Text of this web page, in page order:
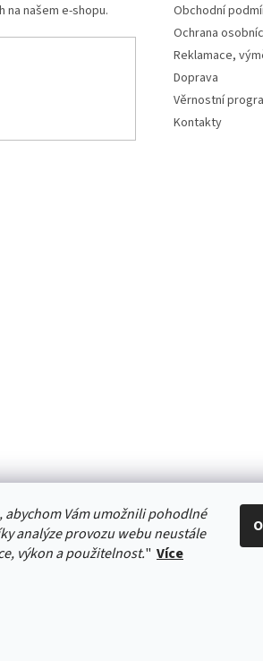
abychom Vám umožnili pohodlné
analýze provozu webu neustále
výkon a použitelnost." Více
na našem e-shopu.
Obchodní
Ochrana
Reklamace,
Doprava
Věrnostní
Kontakty
HURTTA-COLLECTION.CZ